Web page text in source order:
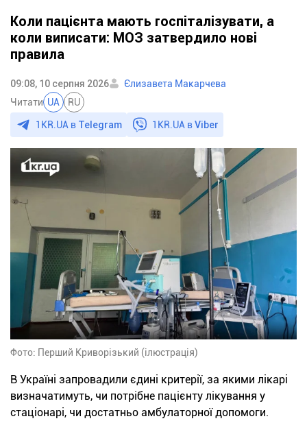
Коли пацієнта мають госпіталізувати, а
коли виписати: МОЗ затвердило нові
правила
09:08, 10 серпня 2026
Єлизавета Макарчева
Читати UA RU
1KR.UA в Telegram 1KR.UA вViber
Фото: Перший Криворізький (ілюстрація)
В Україні запровадили єдині критерії, за якими лікарі
визначатимуть, чи потрібне пацієнту лікування у
стаціонарі, чи достатньо амбулаторної допомоги.